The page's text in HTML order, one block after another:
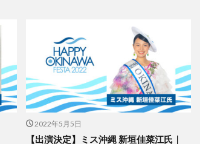
2022年5月5日
【出演決定】ミス沖縄 新垣佳菜江氏｜